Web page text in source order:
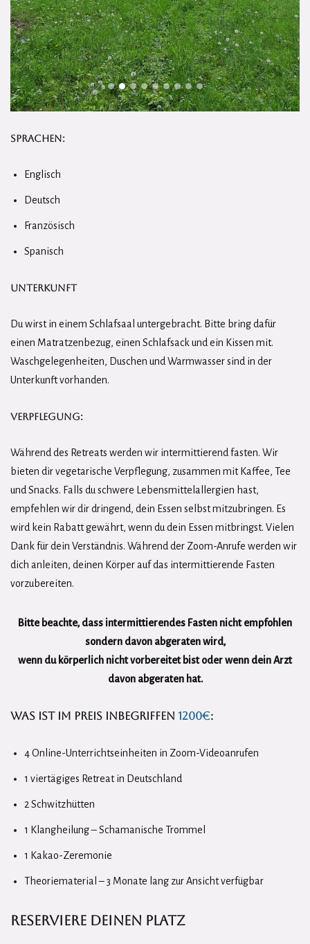
Sprachen:
Englisch
Deutsch
Französisch
Spanisch
Unterkunft
Du wirst in einem Schlafsaal untergebracht. Bitte bring dafür
einen Matratzenbezug, einen Schlafsack und ein Kissen mit.
Waschgelegenheiten, Duschen und Warmwasser sind in der
Unterkunft vorhanden.
Verpflegung:
Während des Retreats werden wir intermittierend fasten. Wir
bieten dir vegetarische Verpflegung, zusammen mit Kaffee, Tee
und Snacks. Falls du schwere Lebensmittelallergien hast,
empfehlen wir dir dringend, dein Essen selbst mitzubringen. Es
wird kein Rabatt gewährt, wenn du dein Essen mitbringst. Vielen
Dank für dein Verständnis. Während der Zoom-Anrufe werden wir
dich anleiten, deinen Körper auf das intermittierende Fasten
vorzubereiten.
Bitte beachte, dass intermittierendes Fasten nicht empfohlen
sondern davon abgeraten wird,
wenn du körperlich nicht vorbereitet bist oder wenn dein Arzt
davon abgeraten hat.
Was ist im Preis inbegriffen 1200€:
4 Online-Unterrichtseinheiten in Zoom-Videoanrufen
1 viertägiges Retreat in Deutschland
2 Schwitzhütten
1 Klangheilung – Schamanische Trommel
1 Kakao-Zeremonie
Theoriematerial – 3 Monate lang zur Ansicht verfügbar
Reserviere deinen Platz